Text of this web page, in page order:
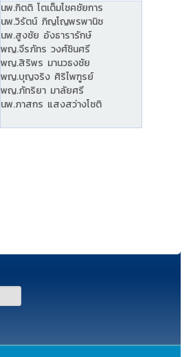
นพ.กิตติ โตเต็มโชคชัยการ
นพ.วิรัตน์ ภิญโญพรพานิช
นพ.สูงชัย อังธารารักษ์
พญ.จีรภัทร วงศ์ชินศรี
พญ.สิริพร มานวธงชัย
พญ.บุญจริง ศิริไพฑูรย์
พญ.ภัทริยา มาลัยศรี
นพ.ภาสกร แสงสว่างโชติ
results.